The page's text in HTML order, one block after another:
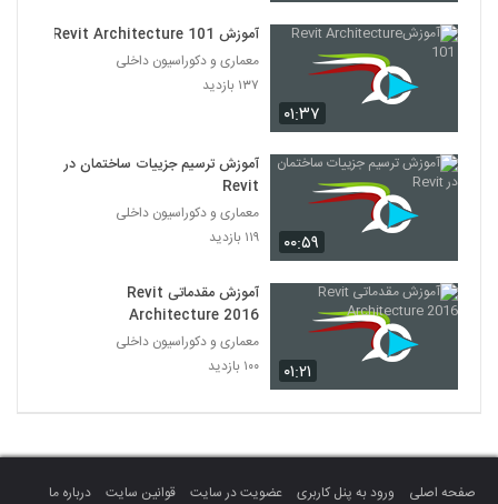
۰۱:۳۷
آموزشRevit Architecture 101 ‎
معماری و دکوراسیون داخلی
۱۳۷ بازدید
۰۰:۵۹
آموزش ترسیم جزییات ساختمان در
Revit‎
معماری و دکوراسیون داخلی
۱۱۹ بازدید
۰۱:۲۱
آموزش مقدماتی Revit
Architecture 2016
معماری و دکوراسیون داخلی
۱۰۰ بازدید
صفحه اصلی ورود به پنل کاربری عضویت در سایت قوانین سایت درباره ما